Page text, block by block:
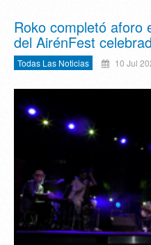
Roko completó aforo
del AirénFest
Todas Las Noticias 10 Jul